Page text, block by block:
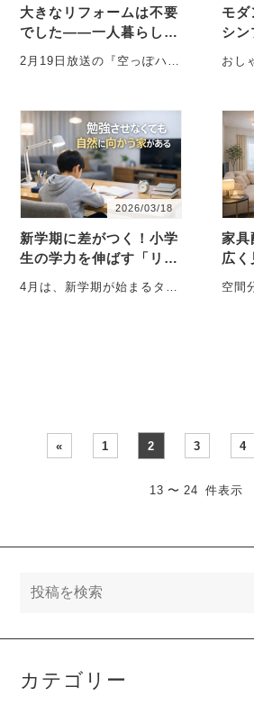
大きなリフォームは不要
でした――一人暮らしの
部屋は「家具配置」だけ
でここまで変わる
2月19日放送の『空っぽハウ
具選びで住まい・・・
モダ
シン
おし
ア」
ン・
2026/03/18
新学期に差がつく！小学
生の学力を伸ばす「リビ
ング学習」のつくり方
4月は、新学期が始まるタイ
家具
広く
イ
空間
« 1 2 3 4
13 〜 24 件表示
カテゴリー